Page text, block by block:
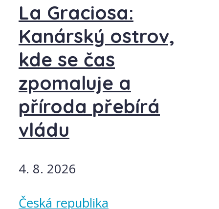
La Graciosa:
Kanárský ostrov,
kde se čas
zpomaluje a
příroda přebírá
vládu
4. 8. 2026
Česká republika